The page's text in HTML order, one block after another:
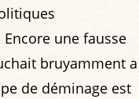
une fausse
bruyamment a
de déminage est